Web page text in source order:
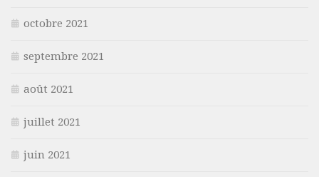
octobre 2021
septembre 2021
août 2021
juillet 2021
juin 2021